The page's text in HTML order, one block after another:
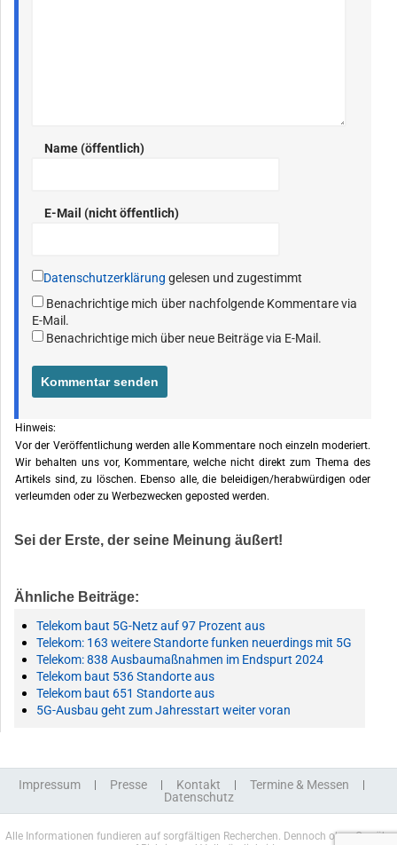
Name (öffentlich)
E-Mail (nicht öffentlich)
Datenschutzerklärung gelesen und zugestimmt
Benachrichtige mich über nachfolgende Kommentare via
E-Mail.
Benachrichtige mich über neue Beiträge via E-Mail.
Hinweis:
Vor der Veröffentlichung werden alle Kommentare noch einzeln moderiert.
Wir behalten uns vor, Kommentare, welche nicht direkt zum Thema des
Artikels sind, zu löschen. Ebenso alle, die beleidigen/herabwürdigen oder
verleumden oder zu Werbezwecken geposted werden.
Sei der Erste, der seine Meinung äußert!
Ähnliche Beiträge:
Telekom baut 5G-Netz auf 97 Prozent aus
Telekom: 163 weitere Standorte funken neuerdings mit 5G
Telekom: 838 Ausbaumaßnahmen im Endspurt 2024
Telekom baut 536 Standorte aus
Telekom baut 651 Standorte aus
5G-Ausbau geht zum Jahresstart weiter voran
Impressum Presse Kontakt
Termine & Messen
Datenschutz
Alle Informationen fundieren auf sorgfältigen Recherchen. Dennoch ohne Gewähr